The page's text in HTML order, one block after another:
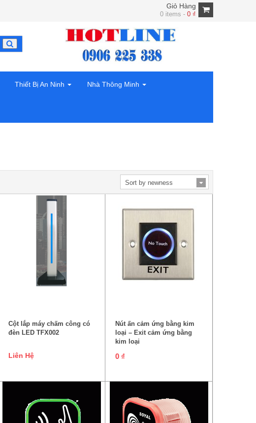
Giỏ Hàng
0 items -0 ₫
Thiết Bị An Ninh Nhà Thông Minh
Cột lắp máy chấm công có
đèn LED TFX002
Liên Hệ
Nút ấn cảm ứng bằng kim
loại – Exit cảm ứng bằng
kim loại
0 ₫